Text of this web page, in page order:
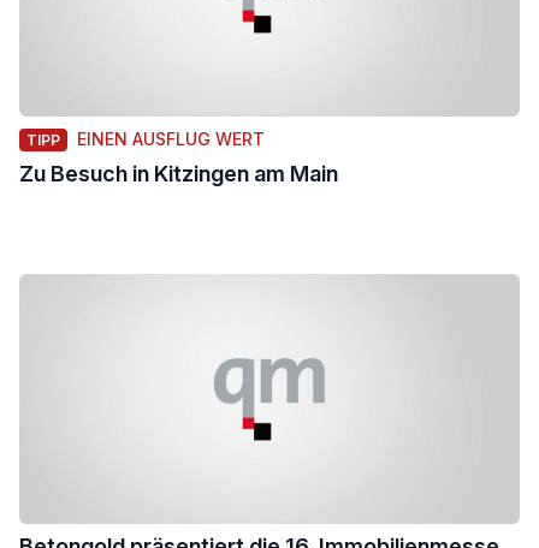
TIPP EINEN AUSFLUG WERT
Zu Besuch in Kitzingen am Main